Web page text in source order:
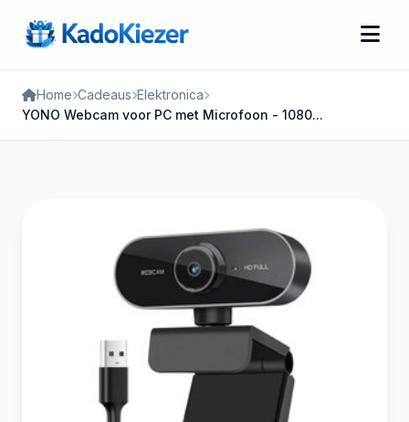
Home Cadeaus Elektronica
YONO Webcam voor PC met Microfoon - 1080...